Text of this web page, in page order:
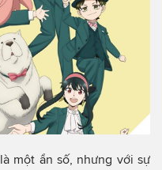
một ẩn số, nhưng với sự